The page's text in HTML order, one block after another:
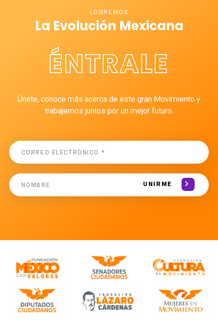
LOGREMOS
La Evolución Mexicana
ÉNTRALE
Únete, conoce más acerca de este gran Movimiento y
trabajemos juntos por un mejor futuro.
UNIRME